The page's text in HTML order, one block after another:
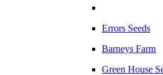
Errors Seeds
Barneys Farm
Green House